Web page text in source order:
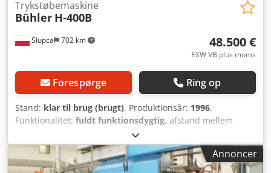
Słupca 702 km
Trykstøbemaskine
Bühler H-400B
48.500 €
EXW VB plus moms
Forespørge Ring op
Stand: klar til brug (brugt), Produktionsår: 1996,
Funktionalitet: fuldt funktionsdygtig, afstand mellem
, lukke slag:640 mm
mm, samlet bredde:2.400 mm, slaglængde:480 mm,
samlet længde: 7.500 mm, søjlediameter:120 mmAnnoncer